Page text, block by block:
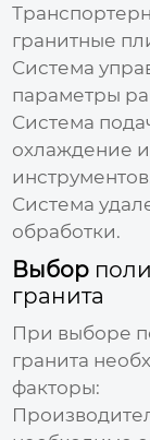
гранитные
Система
параметры
Система
охлаждение
Система
обработки.
Выбор
гранита
При выборе
гранита
факторы: